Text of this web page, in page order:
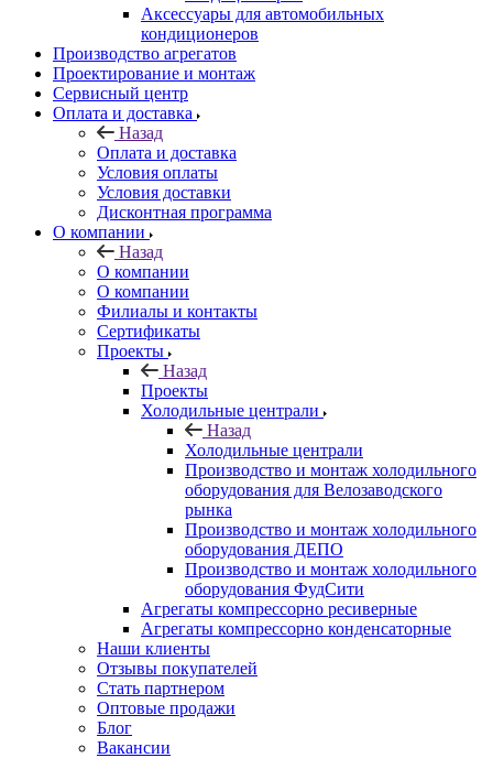
Аксессуары для автомобильных
кондиционеров
Производство агрегатов
Проектирование и монтаж
Сервисный центр
Оплата и доставка
Назад
Оплата и доставка
Условия оплаты
Условия доставки
Дисконтная программа
О компании
Назад
О компании
О компании
Филиалы и контакты
Сертификаты
Проекты
Назад
Проекты
Холодильные централи
Назад
Холодильные централи
Производство и монтаж холодильного
оборудования для Велозаводского
рынка
Производство и монтаж холодильного
оборудования ДЕПО
Производство и монтаж холодильного
оборудования ФудСити
Агрегаты компрессорно ресиверные
Агрегаты компрессорно конденсаторные
Наши клиенты
Отзывы покупателей
Стать партнером
Оптовые продажи
Блог
Вакансии